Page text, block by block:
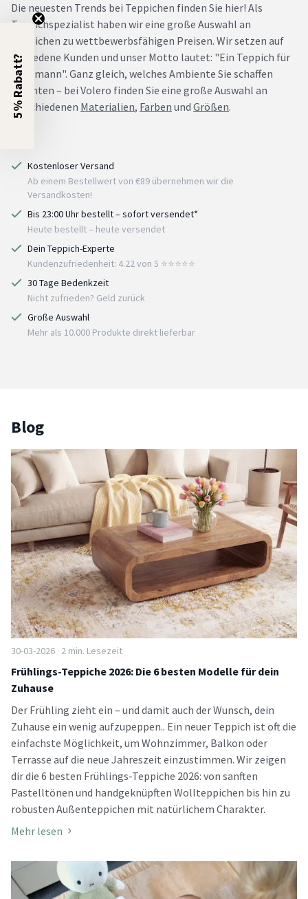
Die neuesten Trends bei Teppichen finden Sie hier! Als
Teppichspezialist haben wir eine große Auswahl an
Teppichen zu wettbewerbsfähigen Preisen. Wir setzen auf
zufriedene Kunden und unser Motto lautet: "Ein Teppich für
jedermann". Ganz gleich, welches Ambiente Sie schaffen
möchten – bei Volero finden Sie eine große Auswahl an
verschiedenen Materialien, Farben und Größen.
Kostenloser Versand
Ab einem Bestellwert von €89 übernehmen wir die
Versandkosten!
Bis 23:00 Uhr bestellt – sofort versendet*
Heute bestellt – heute versendet
Dein Teppich-Experte
Kundenzufriedenheit: 4.22 von 5 ⭐️⭐️⭐️⭐️⭐️
30 Tage Bedenkzeit
Nicht zufrieden? Geld zurück
Große Auswahl
Mehr als 10.000 Produkte direkt lieferbar
Blog
30-03-2026 · 2 min. Lesezeit
Frühlings-Teppiche 2026: Die 6 besten Modelle für dein
Zuhause
Der Frühling zieht ein – und damit auch der Wunsch, dein
Zuhause ein wenig aufzupeppen.. Ein neuer Teppich ist oft die
einfachste Möglichkeit, um Wohnzimmer, Balkon oder
Terrasse auf die neue Jahreszeit einzustimmen. Wir zeigen
dir die 6 besten Frühlings-Teppiche 2026: von sanften
Pastelltönen und handgeknüpften Wollteppichen bis hin zu
robusten Außenteppichen mit natürlichem Charakter.
Mehr lesen
5% Rabatt?